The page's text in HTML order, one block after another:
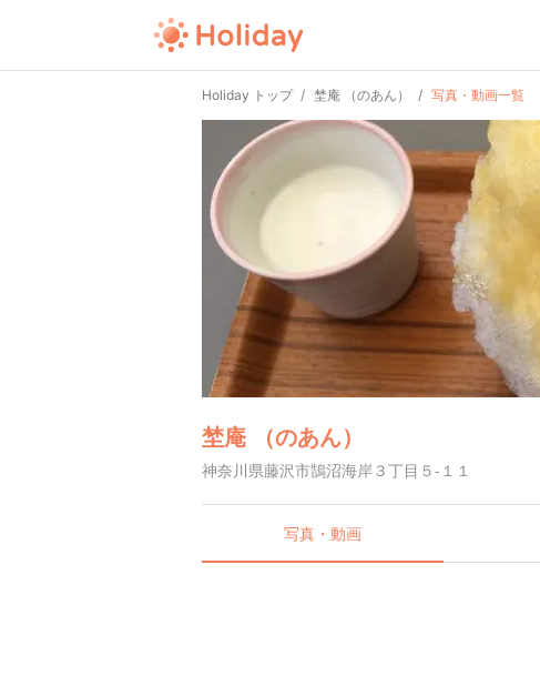
Holiday トップ 埜庵 （のあん） 写真・動画一覧
埜庵 （のあん）
神奈川県藤沢市鵠沼海岸３丁目５-１１
写真・動画